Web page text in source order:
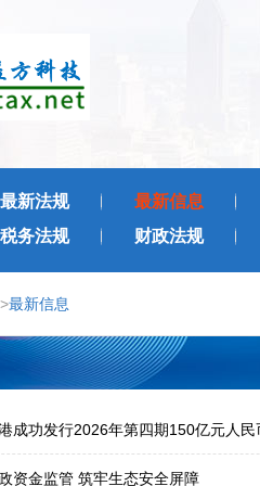
最新法规 最新信息
税务法规 财政法规
>最新信息
成功发行2026年第四期150亿元人民
资金监管 筑牢生态安全屏障